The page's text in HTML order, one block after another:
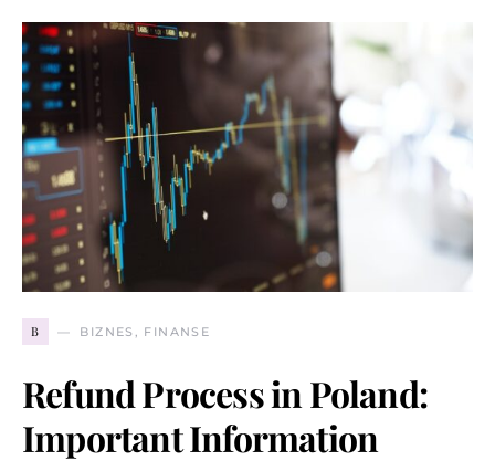
B BIZNES, FINANSE
Refund Process in Poland:
Important Information